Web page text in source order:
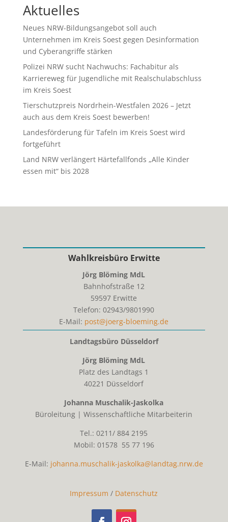
Aktuelles
Neues NRW-Bildungsangebot soll auch
Unternehmen im Kreis Soest gegen Desinformation
und Cyberangriffe stärken
Polizei NRW sucht Nachwuchs: Fachabitur als
Karriereweg für Jugendliche mit Realschulabschluss
im Kreis Soest
Tierschutzpreis Nordrhein-Westfalen 2026 – Jetzt
auch aus dem Kreis Soest bewerben!
Landesförderung für Tafeln im Kreis Soest wird
fortgeführt
Land NRW verlängert Härtefallfonds „Alle Kinder
essen mit“ bis 2028
Wahlkreisbüro Erwitte
Jörg Blöming MdL
Bahnhofstraße 12
59597 Erwitte
Telefon: 02943/9801990
E-Mail: post@joerg-bloeming.de
Landtagsbüro Düsseldorf
Jörg Blöming MdL
Platz des Landtags 1
40221 Düsseldorf
Johanna Muschalik-Jaskolka
Büroleitung | Wissenschaftliche Mitarbeiterin
Tel.: 0211/ 884 2195
Mobil: 01578 55 77 196
E-Mail: johanna.muschalik-jaskolka@landtag.nrw.de
Impressum / Datenschutz